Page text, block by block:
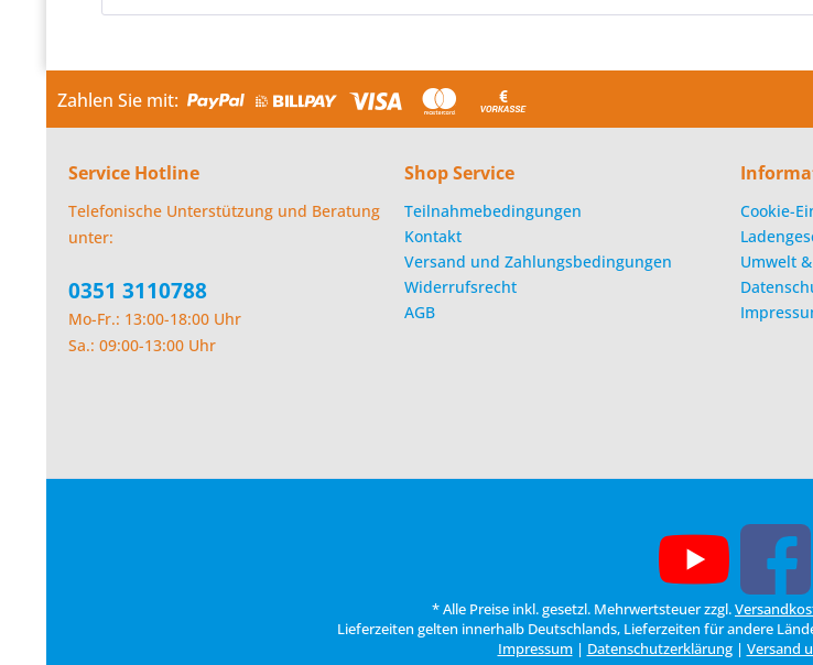
Zahlen Sie mit:
Service Hotline
Telefonische Unterstützung und Beratung
unter:
0351 3110788
Mo-Fr.: 13:00-18:00 Uhr
Sa.: 09:00-13:00 Uhr
Shop Service
Teilnahmebedingungen
Kontakt
Versand und Zahlungsbedingungen
Widerrufsrecht
AGB
Cookie-
Umwelt
* Alle Preise inkl. gesetzl. Mehrwertsteuer zzgl.
Lieferzeiten gelten innerhalb Deutschlands, Lieferzeiten für andere
Impressum| Datenschutzerklärung| Versand